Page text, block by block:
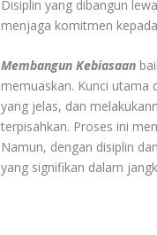
Disiplin yang dibangun
menjaga komitmen
Membangun Kebiasaan
memuaskan. Kunci utama
yang jelas, dan
terpisahkan. Proses ini
Namun, dengan disiplin
yang signifikan dalam